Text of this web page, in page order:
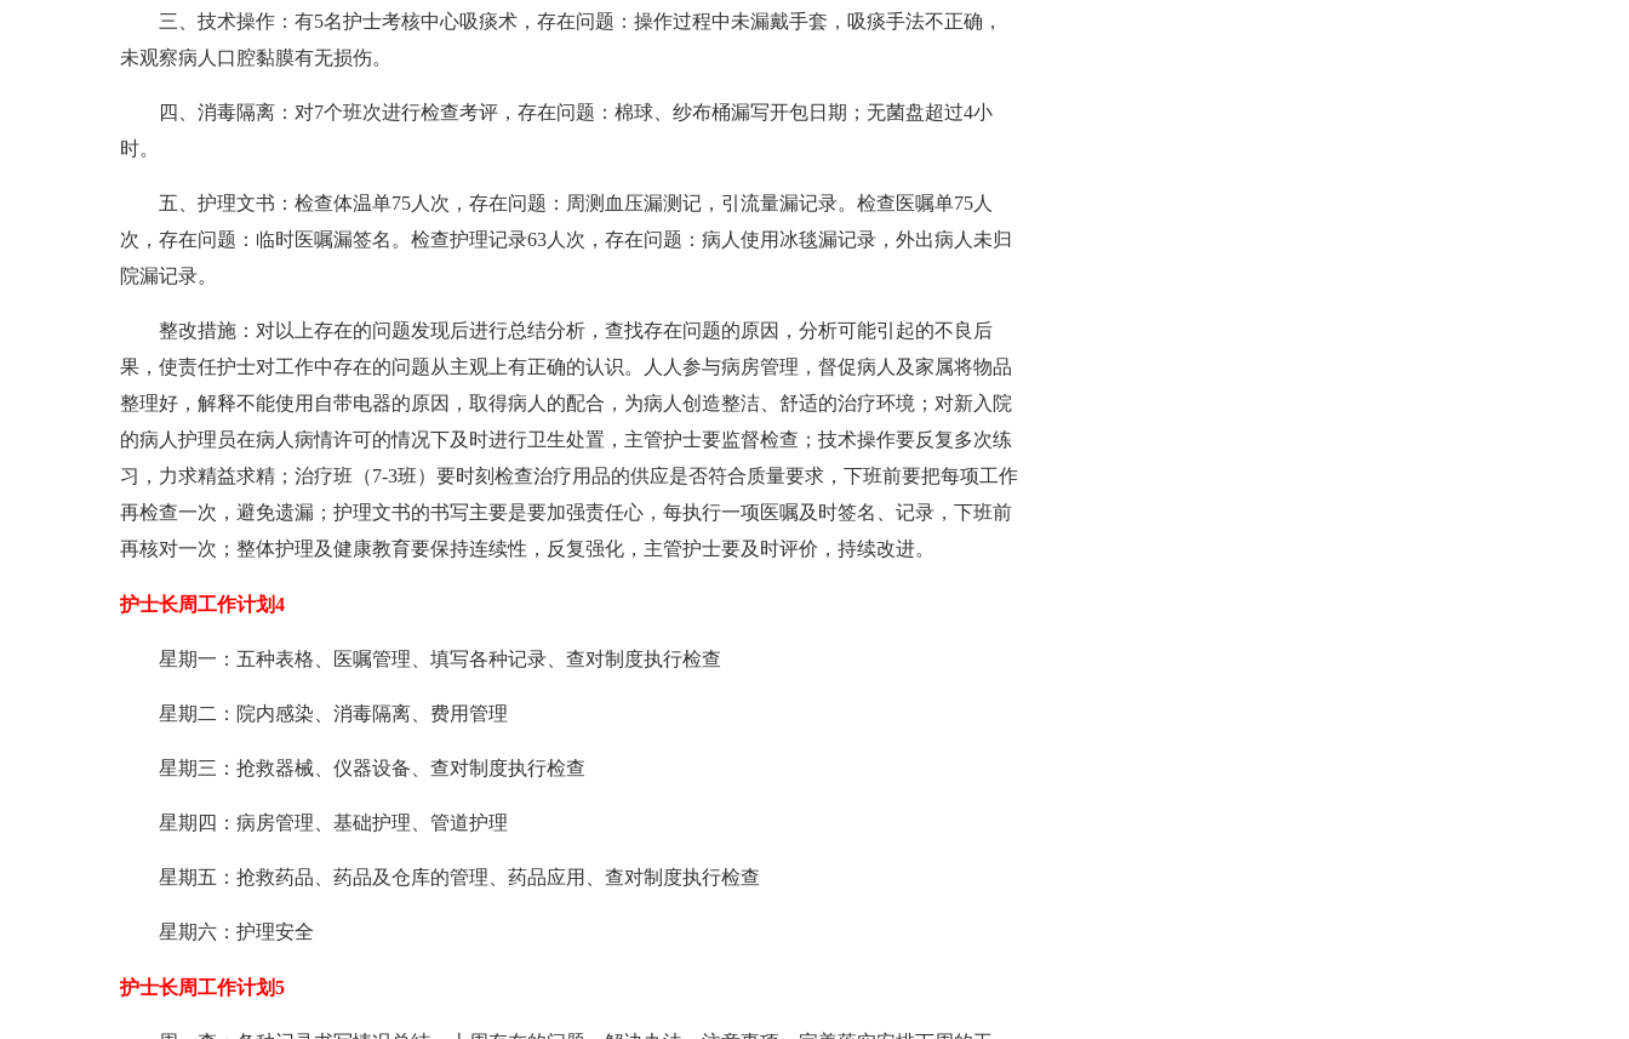
三、技术操作：有5名护士考核中心吸痰术，存在问题：操作过程中未漏戴手套，吸痰手法不正确，
未观察病人口腔黏膜有无损伤。
四、消毒隔离：对7个班次进行检查考评，存在问题：棉球、纱布桶漏写开包日期；无菌盘超过4小
时。
五、护理文书：检查体温单75人次，存在问题：周测血压漏测记，引流量漏记录。检查医嘱单75人
次，存在问题：临时医嘱漏签名。检查护理记录63人次，存在问题：病人使用冰毯漏记录，外出病人未归
院漏记录。
整改措施：对以上存在的问题发现后进行总结分析，查找存在问题的原因，分析可能引起的不良后
果，使责任护士对工作中存在的问题从主观上有正确的认识。人人参与病房管理，督促病人及家属将物品
整理好，解释不能使用自带电器的原因，取得病人的配合，为病人创造整洁、舒适的治疗环境；对新入院
的病人护理员在病人病情许可的情况下及时进行卫生处置，主管护士要监督检查；技术操作要反复多次练
习，力求精益求精；治疗班（7-3班）要时刻检查治疗用品的供应是否符合质量要求，下班前要把每项工作
再检查一次，避免遗漏；护理文书的书写主要是要加强责任心，每执行一项医嘱及时签名、记录，下班前
再核对一次；整体护理及健康教育要保持连续性，反复强化，主管护士要及时评价，持续改进。
护士长周工作计划4
星期一：五种表格、医嘱管理、填写各种记录、查对制度执行检查
星期二：院内感染、消毒隔离、费用管理
星期三：抢救器械、仪器设备、查对制度执行检查
星期四：病房管理、基础护理、管道护理
星期五：抢救药品、药品及仓库的管理、药品应用、查对制度执行检查
星期六：护理安全
护士长周工作计划5